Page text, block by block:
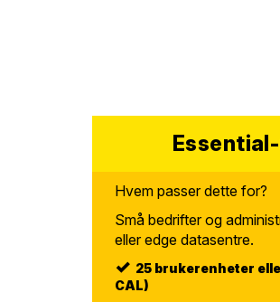
Hvem passer dette for?
Små bedrifter og
eller edge datasentre.
25 brukerenheter
CAL)